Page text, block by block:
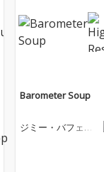
Barometer Soup
ジミー・バフェッ